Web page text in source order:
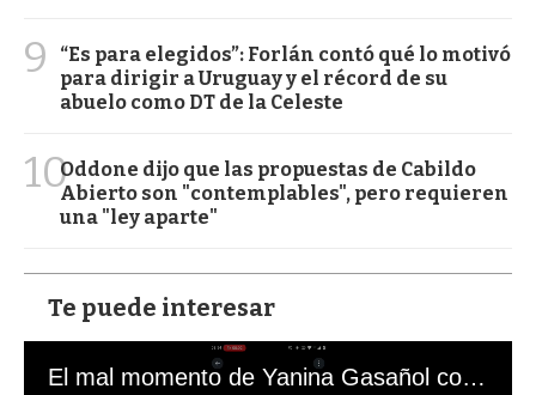
9
“Es para elegidos”: Forlán contó qué lo motivó
para dirigir a Uruguay y el récord de su
abuelo como DT de la Celeste
10Oddone dijo que las propuestas de Cabildo
Abierto son "contemplables", pero requieren
una "ley aparte"
Te puede interesar
El mal momento de Yanina Gasañol con un hincha argentino en "Subrayado"